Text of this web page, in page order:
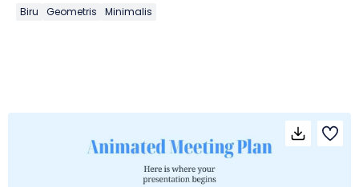
Biru Geometris Minimalis